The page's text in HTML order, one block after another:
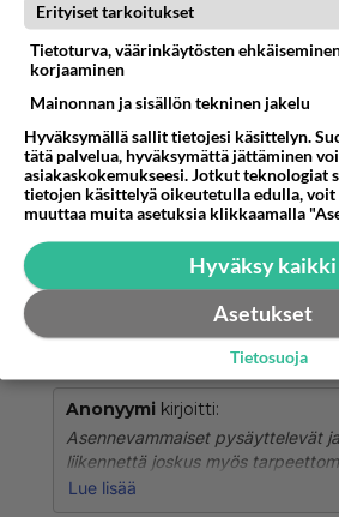
Anonyymikirjoitti:
Asennevammaiset rikkovat
Asennevammaiset
liikennettä joskus myös
liikennevaloilla.
Monesta toimivasta
330d-ja-hajis
2024-03-18 18:23:33
Anonyymi kirjoitti:
Asennevammaiset pysäyttelevät
liikennettä joskus myös
Monesta toimivasta risteyksestä
Lue lisää
Erityiset tarkoitukset
Tietoturva, väärinkäytösten
korjaaminen
Mainonnan ja sisällön tekninen jakelu
Hyväksymällä sallit tietojesi käsittelyn.
tätä palvelua, hyväksymättä jättäminen
asiakaskokemukseesi. Jotkut teknologiat
tietojen käsittelyä oikeutetulla edulla, voit
muuttaa muita asetuksia klikkaamalla
Hyväksy kaikki
Asetukset
Tietosuoja